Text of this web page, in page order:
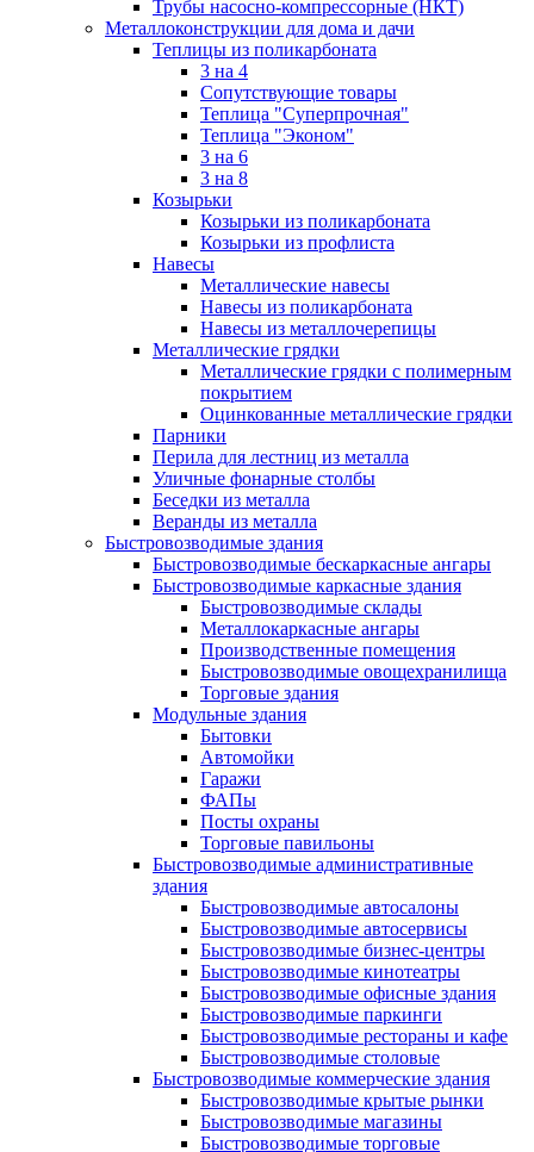
Трубы насосно-компрессорные (НКТ)
Металлоконструкции для дома и дачи
Теплицы из поликарбоната
3 на 4
Сопутствующие товары
Теплица "Суперпрочная"
Теплица "Эконом"
3 на 6
3 на 8
Козырьки
Козырьки из поликарбоната
Козырьки из профлиста
Навесы
Металлические навесы
Навесы из поликарбоната
Навесы из металлочерепицы
Металлические грядки
Металлические грядки с полимерным
покрытием
Оцинкованные металлические грядки
Парники
Перила для лестниц из металла
Уличные фонарные столбы
Беседки из металла
Веранды из металла
Быстровозводимые здания
Быстровозводимые бескаркасные ангары
Быстровозводимые каркасные здания
Быстровозводимые склады
Металлокаркасные ангары
Производственные помещения
Быстровозводимые овощехранилища
Торговые здания
Модульные здания
Бытовки
Автомойки
Гаражи
ФАПы
Посты охраны
Торговые павильоны
Быстровозводимые административные
здания
Быстровозводимые автосалоны
Быстровозводимые автосервисы
Быстровозводимые бизнес-центры
Быстровозводимые кинотеатры
Быстровозводимые офисные здания
Быстровозводимые паркинги
Быстровозводимые рестораны и кафе
Быстровозводимые столовые
Быстровозводимые коммерческие здания
Быстровозводимые крытые рынки
Быстровозводимые магазины
Быстровозводимые торговые